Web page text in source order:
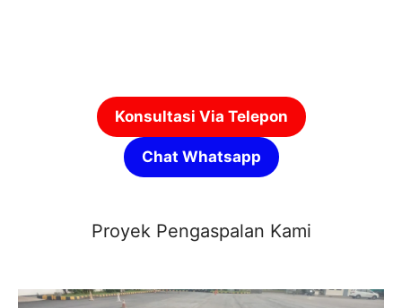
Konsultasi Via Telepon
Chat Whatsapp
Proyek Pengaspalan Kami